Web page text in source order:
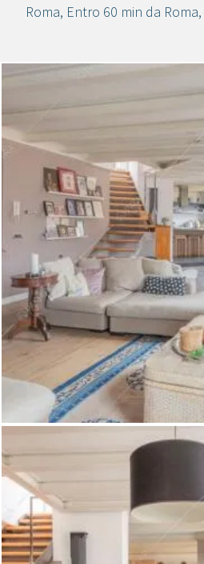
Roma, Entro 60 min da Roma,